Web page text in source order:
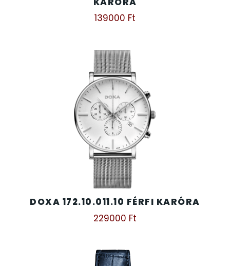
139000 Ft
DOXA 172.10.011.10 FÉRFI KARÓRA
229000 Ft